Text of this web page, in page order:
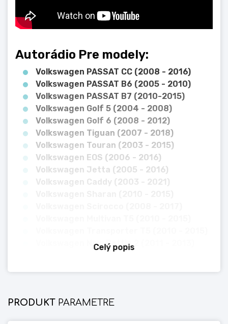
Autorádio Pre modely:
Volkswagen PASSAT CC (2008 - 2016)
Volkswagen PASSAT B6 (2005 - 2010)
Volkswagen PASSAT B7 (2010-2015)
Volkswagen Golf 5 (2004 - 2008)
Volkswagen Golf 6 (2008 - 2012)
Volkswagen Tiguan (2007 - 2018)
Volkswagen Touran (2003 - 2015)
Volkswagen EOS (2006 - 2016)
Volkswagen Jetta (2005 - 2016)
Volkswagen Caddy (2003 - 2021)
Volkswagen New Bettle 2 (2011 - 2013)
pamäť 16GB, displej:IPS matrix.
2/32 GB-Procesor: Topway TS7 UIS8141E A7 - 4
Celý popis
PRODUKT PARAMETRE